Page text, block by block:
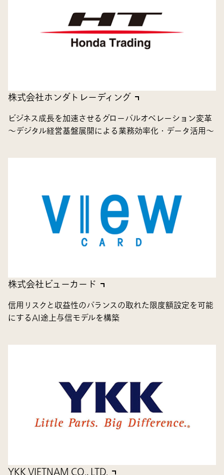
株式会社ホンダトレーディング
ビジネス成長を加速させるグローバルオペレーション変革
～デジタル経営基盤展開による業務効率化・データ活用～
株式会社ビューカード
信用リスクと収益性のバランスの取れた限度額設定を可能
にするAI途上与信モデルを構築
YKK VIETNAM CO., LTD.